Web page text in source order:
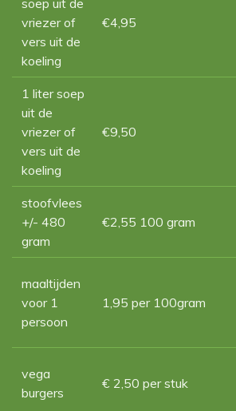
vriezer of
vers uit de
koeling
€4,95
1 liter soep
uit de
vriezer of
vers uit de
koeling
€9,50
stoofvlees
+/- 480
gram
€2,55 100 gram
maaltijden
voor 1
persoon
1,95 per 100gram
vega
burgers
€ 2,50 per stuk